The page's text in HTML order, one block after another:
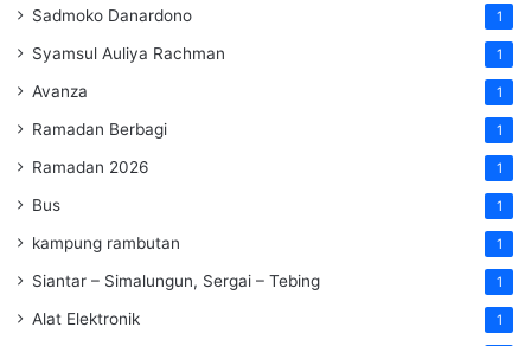
Sadmoko Danardono 1
Syamsul Auliya Rachman 1
Avanza 1
Ramadan Berbagi 1
Ramadan 2026 1
Bus 1
kampung rambutan 1
Siantar – Simalungun, Sergai – Tebing 1
Alat Elektronik 1